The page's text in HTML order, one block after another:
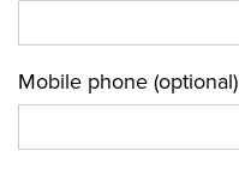
Mobile phone (optional)